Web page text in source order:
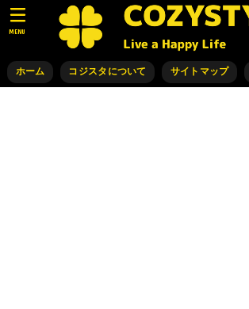
ホーム コジスタについて サイトマップ
MENU